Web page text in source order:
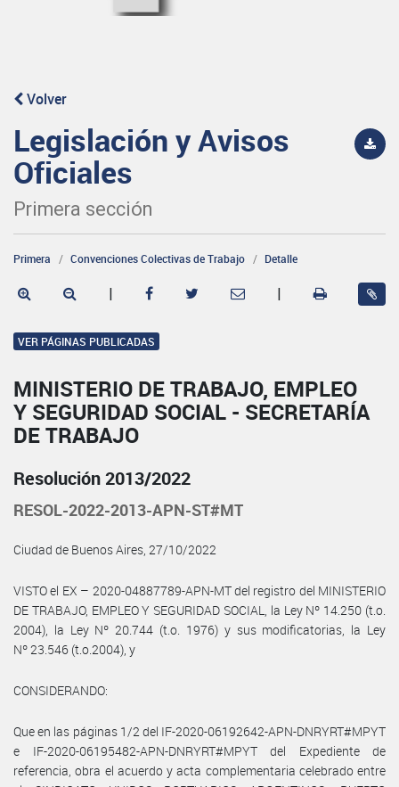
Volver
Legislación y Avisos
Oficiales
Primera sección
Primera Convenciones Colectivas de Trabajo Detalle
| |
VER PÁGINAS PUBLICADAS
MINISTERIO DE TRABAJO, EMPLEO
Y SEGURIDAD SOCIAL - SECRETARÍA
DE TRABAJO
Resolución 2013/2022
RESOL-2022-2013-APN-ST#MT
Ciudad de Buenos Aires, 27/10/2022
VISTO el EX – 2020-04887789-APN-MT del registro del MINISTERIO
DE TRABAJO, EMPLEO Y SEGURIDAD SOCIAL, la Ley Nº 14.250 (t.o.
2004), la Ley Nº 20.744 (t.o. 1976) y sus modificatorias, la Ley
Nº 23.546 (t.o.2004), y
CONSIDERANDO:
Que en las páginas 1/2 del IF-2020-06192642-APN-DNRYRT#MPYT
e IF-2020-06195482-APN-DNRYRT#MPYT del Expediente de
referencia, obra el acuerdo y acta complementaria celebrado entre